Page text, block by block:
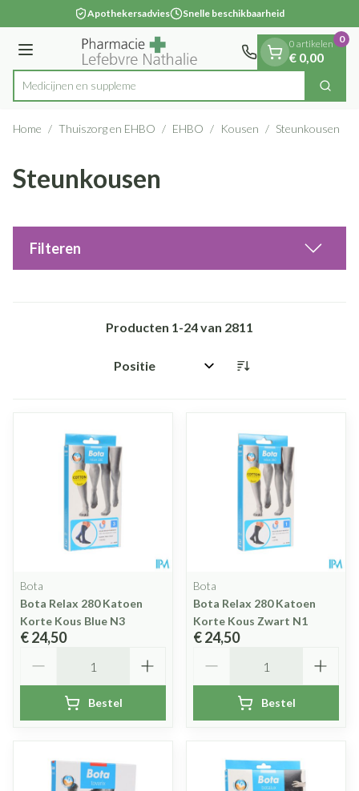
Ga naar de inhoudApothekersadvies Snelle beschikbaarheid
Menu
Product, merk, categorie...
Me Zoek
0 artikelen
€ 0,00
0
Home / Thuiszorg en EHBO / EHBO / Kousen / Steunkousen
Steunkousen
Filteren
Producten 1-24van 2811
Sorteer op:
Bota
Bota Relax 280 Katoen
Korte Kous Blue N3
€ 24,50
Bestel
Bota
Bota Relax 280 Katoen
Korte Kous Zwart N1
€ 24,50
Bestel